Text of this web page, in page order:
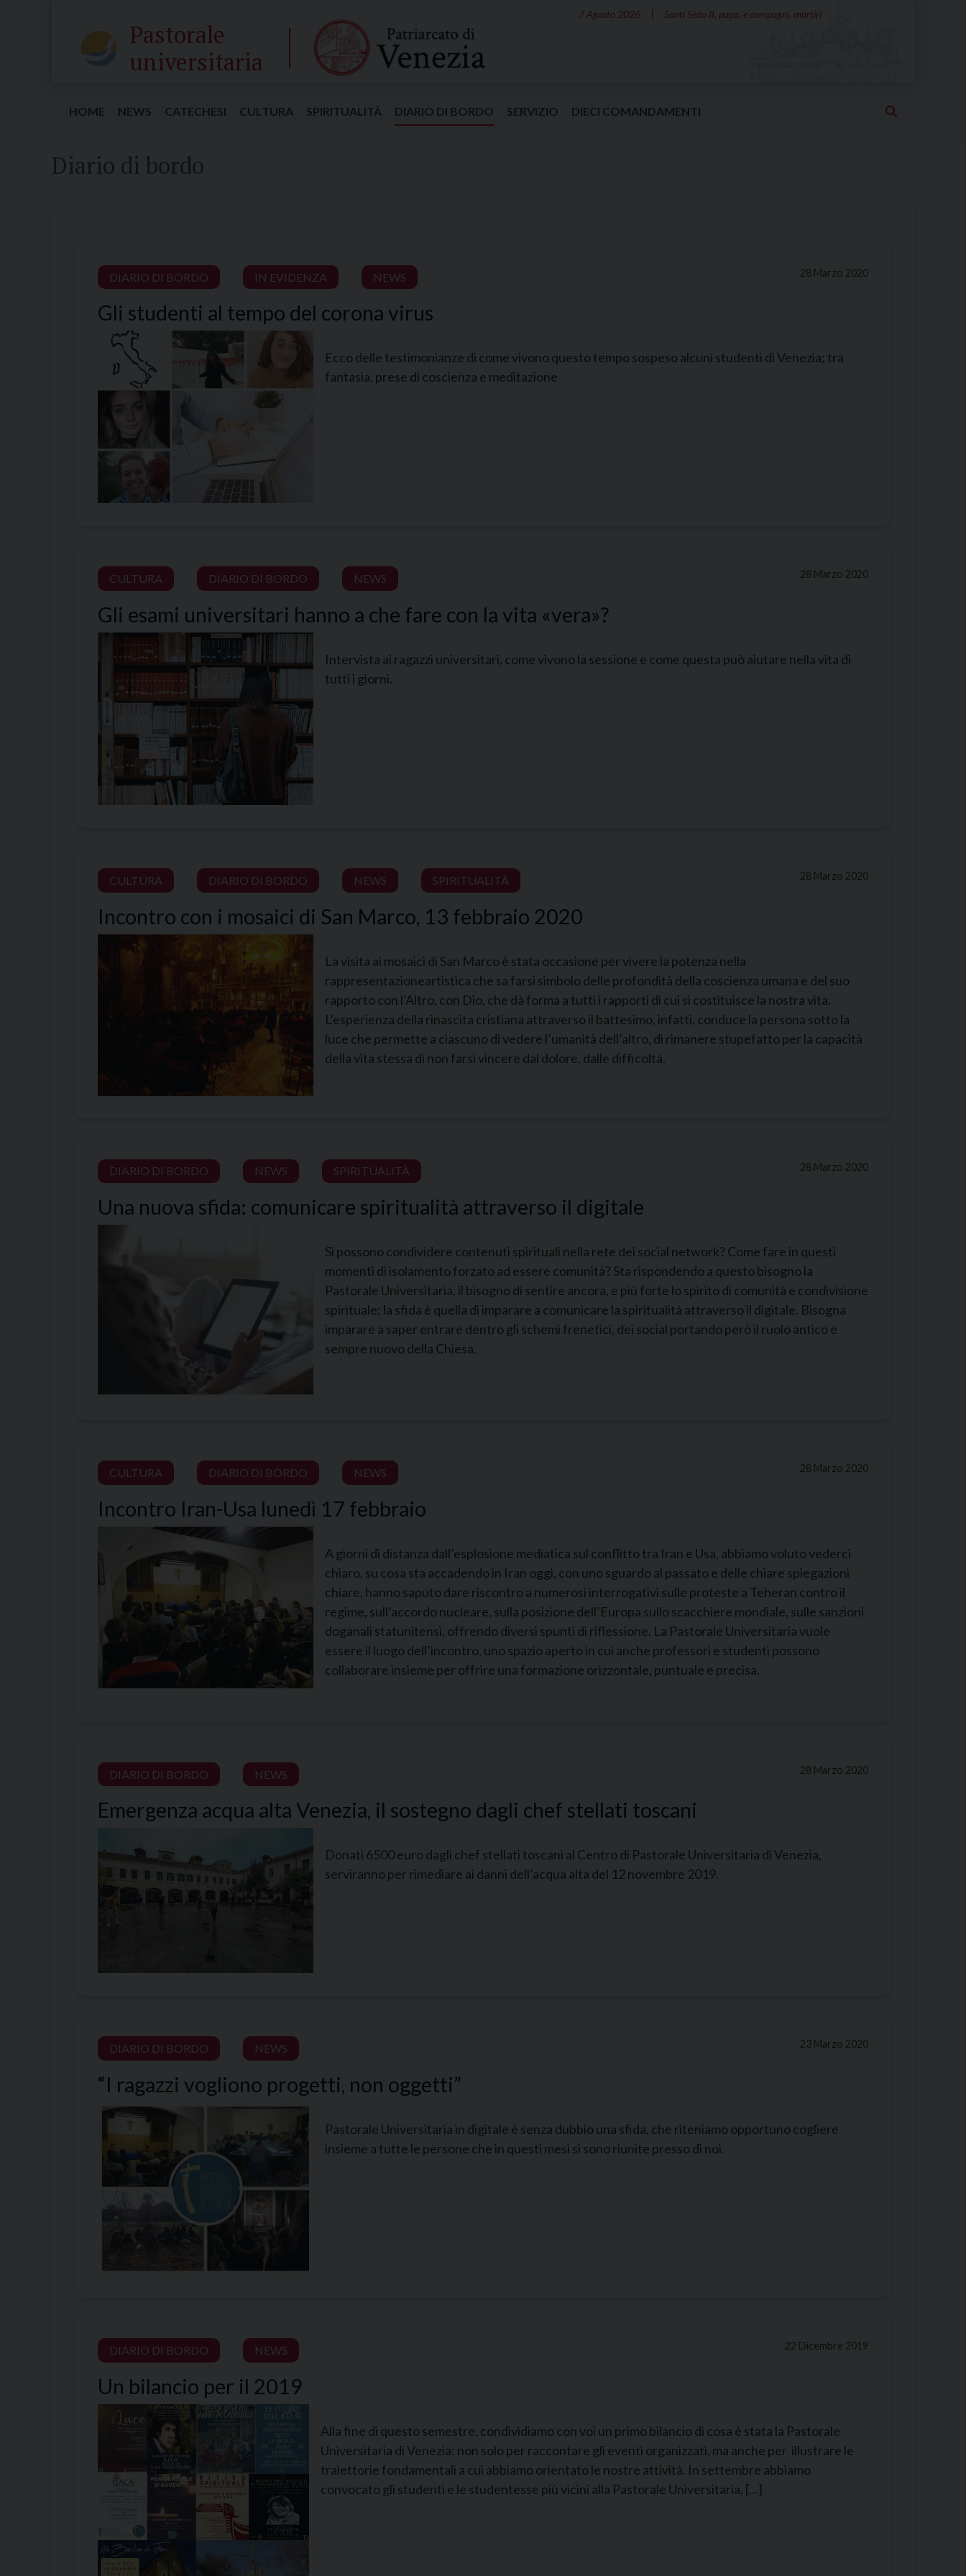
7 Agosto 2026 Santi Sisto II, papa, e compagni, martiri
Pastorale
universitaria
HOME NEWS CATECHESI CULTURA SPIRITUALITÀ DIARIO DI BORDO SERVIZIO DIECI COMANDAMENTI
Diario di bordo
28 Marzo 2020
DIARIO DI BORDO IN EVIDENZA NEWS
Gli studenti al tempo del corona virus
Ecco delle testimonianze di come vivono questo tempo sospeso alcuni studenti di Venezia; tra
fantasia, prese di coscienza e meditazione
28 Marzo 2020
CULTURA DIARIO DI BORDO NEWS
Gli esami universitari hanno a che fare con la vita «vera»?
Intervista ai ragazzi universitari, come vivono la sessione e come questa può aiutare nella vita di
tutti i giorni.
28 Marzo 2020
CULTURA DIARIO DI BORDO NEWS SPIRITUALITÀ
Incontro con i mosaici di San Marco, 13 febbraio 2020
La visita ai mosaici di San Marco è stata occasione per vivere la potenza nella
rappresentazioneartistica che sa farsi simbolo delle profondità della coscienza umana e del suo
rapporto con l’Altro, con Dio, che dà forma a tutti i rapporti di cui si costituisce la nostra vita.
L’esperienza della rinascita cristiana attraverso il battesimo, infatti, conduce la persona sotto la
luce che permette a ciascuno di vedere l’umanità dell’altro, di rimanere stupefatto per la capacità
della vita stessa di non farsi vincere dal dolore, dalle difficoltà.
28 Marzo 2020
DIARIO DI BORDO NEWS SPIRITUALITÀ
Una nuova sfida: comunicare spiritualità attraverso il digitale
Si possono condividere contenuti spirituali nella rete dei social network? Come fare in questi
momenti di isolamento forzato ad essere comunità? Sta rispondendo a questo bisogno la
Pastorale Universitaria, il bisogno di sentire ancora, e più forte lo spirito di comunità e condivisione
spirituale; la sfida è quella di imparare a comunicare la spiritualità attraverso il digitale. Bisogna
imparare a saper entrare dentro gli schemi frenetici, dei social portando però il ruolo antico e
sempre nuovo della Chiesa.
28 Marzo 2020
CULTURA DIARIO DI BORDO NEWS
Incontro Iran-Usa lunedì 17 febbraio
A giorni di distanza dall’esplosione mediatica sul conflitto tra Iran e Usa, abbiamo voluto vederci
chiaro, su cosa sta accadendo in Iran oggi, con uno sguardo al passato e delle chiare spiegazioni
chiare, hanno saputo dare riscontro a numerosi interrogativi sulle proteste a Teheran contro il
regime, sull’accordo nucleare, sulla posizione dell’Europa sullo scacchiere mondiale, sulle sanzioni
doganali statunitensi, offrendo diversi spunti di riflessione. La Pastorale Universitaria vuole
essere il luogo dell’incontro, uno spazio aperto in cui anche professori e studenti possono
collaborare insieme per offrire una formazione orizzontale, puntuale e precisa.
28 Marzo 2020
DIARIO DI BORDO NEWS
Emergenza acqua alta Venezia, il sostegno dagli chef stellati toscani
Donati 6500 euro dagli chef stellati toscani al Centro di Pastorale Universitaria di Venezia,
serviranno per rimediare ai danni dell’acqua alta del 12 novembre 2019.
23 Marzo 2020
DIARIO DI BORDO NEWS
“I ragazzi vogliono progetti, non oggetti”
Pastorale Universitaria in digitale è senza dubbio una sfida, che riteniamo opportuno cogliere
insieme a tutte le persone che in questi mesi si sono riunite presso di noi.
22 Dicembre 2019
DIARIO DI BORDO NEWS
Un bilancio per il 2019
Alla fine di questo semestre, condividiamo con voi un primo bilancio di cosa è stata la Pastorale
Universitaria di Venezia: non solo per raccontare gli eventi organizzati, ma anche per illustrare le
traiettorie fondamentali a cui abbiamo orientato le nostre attività. In settembre abbiamo
convocato gli studenti e le studentesse più vicini alla Pastorale Universitaria, […]